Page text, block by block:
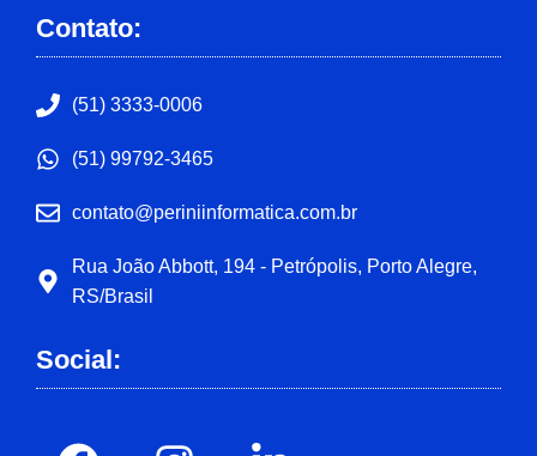
Contato:
(51) 3333-0006
(51) 99792-3465
contato@periniinformatica.com.br
Rua João Abbott, 194 - Petrópolis, Porto Alegre,
RS/Brasil
Social: